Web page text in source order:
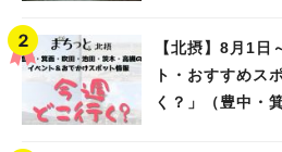
【北摂】8月1日
ト・おすすめス
く？」（豊中・